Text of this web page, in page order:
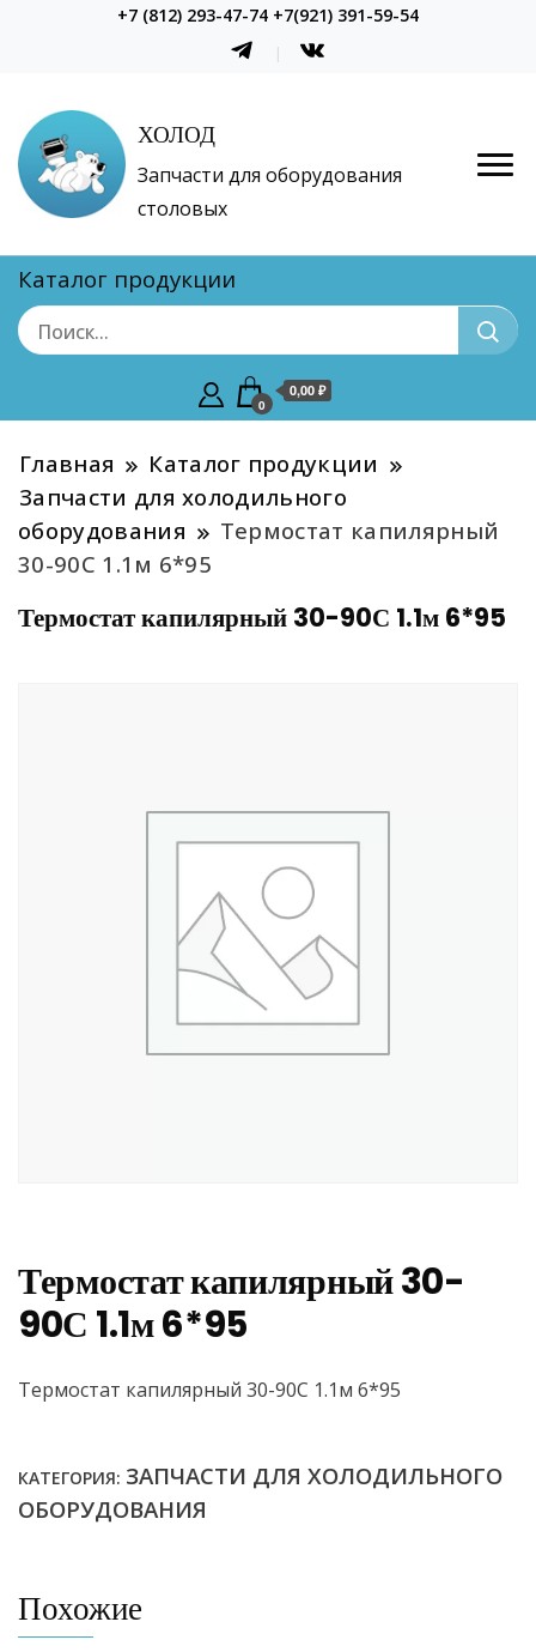
+7 (812) 293-47-74 +7(921) 391-59-54
ХОЛОД
Запчасти для оборудования
столовых
Каталог продукции
0
0,00 ₽
Главная
Каталог продукции
Запчасти для холодильного
оборудования
Термостат капилярный
30-90С 1.1м 6*95
Термостат капилярный 30-90С 1.1м 6*95
Термостат капилярный 30-
90С 1.1м 6*95
Термостат капилярный 30-90С 1.1м 6*95
КАТЕГОРИЯ: ЗАПЧАСТИ ДЛЯ ХОЛОДИЛЬНОГО
ОБОРУДОВАНИЯ
Похожие